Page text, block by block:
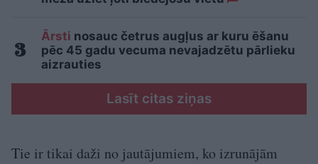
Ārsti nosauc četrus augļus ar kuru ēšanu
pēc 45 gadu vecuma nevajadzētu pārlieku
aizrauties
Lasīt citas ziņas
Tie ir tikai daži no jautājumiem, ko izrunājām